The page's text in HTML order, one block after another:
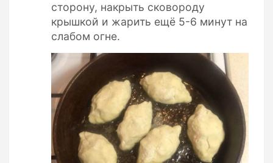
сторону, накрыть сковороду
крышкой и жарить ещё 5-6 минут на
слабом огне.